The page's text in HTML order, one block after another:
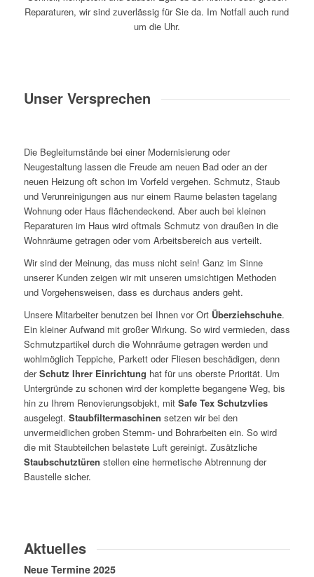
Reparaturen, wir sind zuverlässig für Sie da. Im Notfall auch rund
um die Uhr.
Unser Versprechen
Die Begleitumstände bei einer Modernisierung oder
Neugestaltung lassen die Freude am neuen Bad oder an der
neuen Heizung oft schon im Vorfeld vergehen. Schmutz, Staub
und Verunreinigungen aus nur einem Raume belasten tagelang
Wohnung oder Haus flächendeckend. Aber auch bei kleinen
Reparaturen im Haus wird oftmals Schmutz von draußen in die
Wohnräume getragen oder vom Arbeitsbereich aus verteilt.
Wir sind der Meinung, das muss nicht sein! Ganz im Sinne
unserer Kunden zeigen wir mit unseren umsichtigen Methoden
und Vorgehensweisen, dass es durchaus anders geht.
Unsere Mitarbeiter benutzen bei Ihnen vor Ort Überziehschuhe.
Ein kleiner Aufwand mit großer Wirkung. So wird vermieden, dass
Schmutzpartikel durch die Wohnräume getragen werden und
wohlmöglich Teppiche, Parkett oder Fliesen beschädigen, denn
derSchutz Ihrer Einrichtung hat für uns oberste Priorität. Um
Untergründe zu schonen wird der komplette begangene Weg, bis
hin zu Ihrem Renovierungsobjekt, mit Safe Tex Schutzvlies
ausgelegt. Staubfiltermaschinen setzen wir bei den
unvermeidlichen groben Stemm- und Bohrarbeiten ein. So wird
die mit Staubteilchen belastete Luft gereinigt. Zusätzliche
Staubschutztüren stellen eine hermetische Abtrennung der
Baustelle sicher.
Aktuelles
Neue Termine 2025